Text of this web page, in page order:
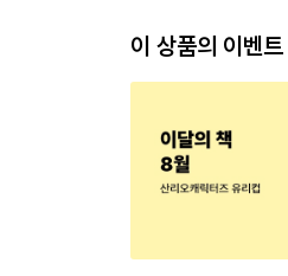
이 상품의 이벤트